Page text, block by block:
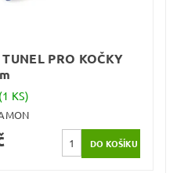
PRO KOČKY
(1 KS)